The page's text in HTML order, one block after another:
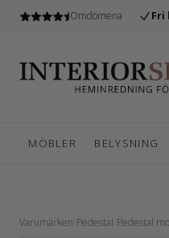
Omdömena Fri
MÖBLER BELYSNING
Varumärken Pedestal Pedestal